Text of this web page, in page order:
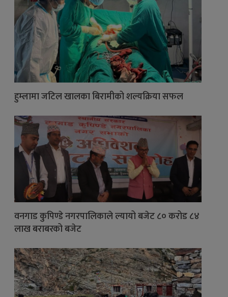
हुम्लामा जटिल खालका बिरामीको शल्यक्रिया सफल
वनगाड कुपिण्डे नगरपालिकाले ल्यायो बजेट ८० करोड ८४
लाख बराबरको बजेट